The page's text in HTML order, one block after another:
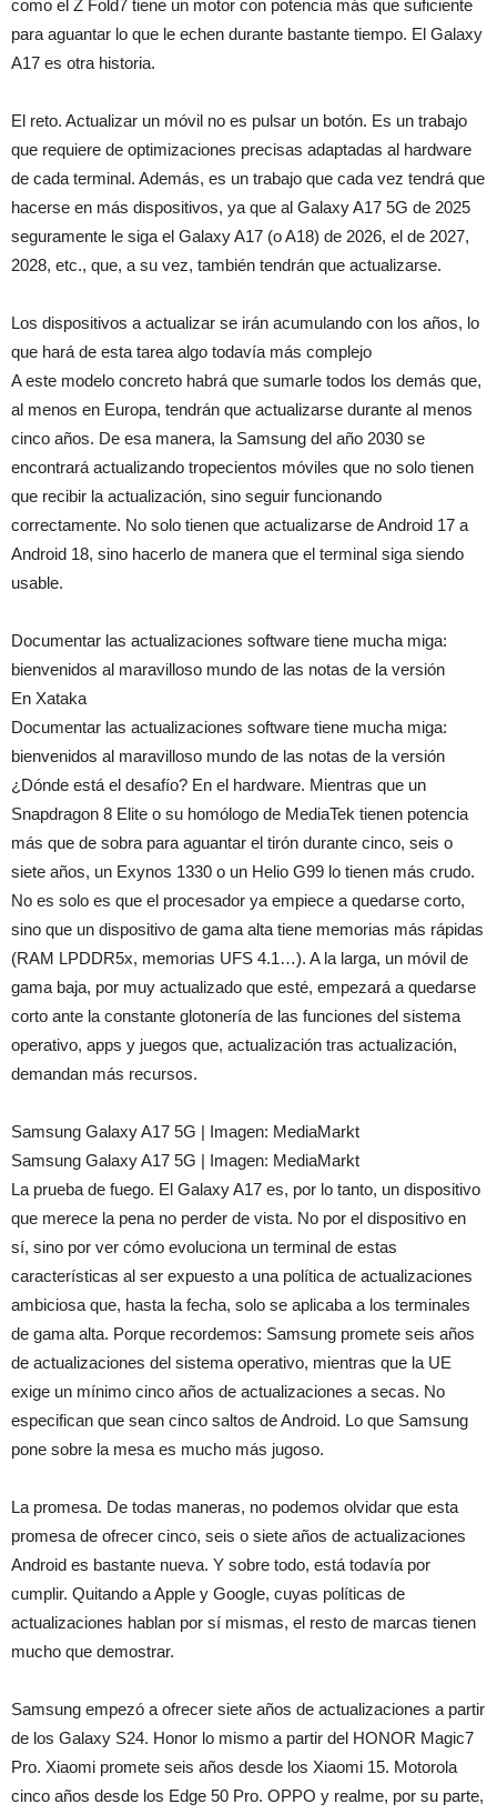
como el Z Fold7 tiene un motor con potencia más que suficiente
para aguantar lo que le echen durante bastante tiempo. El Galaxy
A17 es otra historia.
El reto. Actualizar un móvil no es pulsar un botón. Es un trabajo
que requiere de optimizaciones precisas adaptadas al hardware
de cada terminal. Además, es un trabajo que cada vez tendrá que
hacerse en más dispositivos, ya que al Galaxy A17 5G de 2025
seguramente le siga el Galaxy A17 (o A18) de 2026, el de 2027,
2028, etc., que, a su vez, también tendrán que actualizarse.
Los dispositivos a actualizar se irán acumulando con los años, lo
que hará de esta tarea algo todavía más complejo
A este modelo concreto habrá que sumarle todos los demás que,
al menos en Europa, tendrán que actualizarse durante al menos
cinco años. De esa manera, la Samsung del año 2030 se
encontrará actualizando tropecientos móviles que no solo tienen
que recibir la actualización, sino seguir funcionando
correctamente. No solo tienen que actualizarse de Android 17 a
Android 18, sino hacerlo de manera que el terminal siga siendo
usable.
Documentar las actualizaciones software tiene mucha miga:
bienvenidos al maravilloso mundo de las notas de la versión
En Xataka
Documentar las actualizaciones software tiene mucha miga:
bienvenidos al maravilloso mundo de las notas de la versión
¿Dónde está el desafío? En el hardware. Mientras que un
Snapdragon 8 Elite o su homólogo de MediaTek tienen potencia
más que de sobra para aguantar el tirón durante cinco, seis o
siete años, un Exynos 1330 o un Helio G99 lo tienen más crudo.
No es solo es que el procesador ya empiece a quedarse corto,
sino que un dispositivo de gama alta tiene memorias más rápidas
(RAM LPDDR5x, memorias UFS 4.1…). A la larga, un móvil de
gama baja, por muy actualizado que esté, empezará a quedarse
corto ante la constante glotonería de las funciones del sistema
operativo, apps y juegos que, actualización tras actualización,
demandan más recursos.
Samsung Galaxy A17 5G | Imagen: MediaMarkt
Samsung Galaxy A17 5G | Imagen: MediaMarkt
La prueba de fuego. El Galaxy A17 es, por lo tanto, un dispositivo
que merece la pena no perder de vista. No por el dispositivo en
sí, sino por ver cómo evoluciona un terminal de estas
características al ser expuesto a una política de actualizaciones
ambiciosa que, hasta la fecha, solo se aplicaba a los terminales
de gama alta. Porque recordemos: Samsung promete seis años
de actualizaciones del sistema operativo, mientras que la UE
exige un mínimo cinco años de actualizaciones a secas. No
especifican que sean cinco saltos de Android. Lo que Samsung
pone sobre la mesa es mucho más jugoso.
La promesa. De todas maneras, no podemos olvidar que esta
promesa de ofrecer cinco, seis o siete años de actualizaciones
Android es bastante nueva. Y sobre todo, está todavía por
cumplir. Quitando a Apple y Google, cuyas políticas de
actualizaciones hablan por sí mismas, el resto de marcas tienen
mucho que demostrar.
Samsung empezó a ofrecer siete años de actualizaciones a partir
de los Galaxy S24. Honor lo mismo a partir del HONOR Magic7
Pro. Xiaomi promete seis años desde los Xiaomi 15. Motorola
cinco años desde los Edge 50 Pro. OPPO y realme, por su parte,